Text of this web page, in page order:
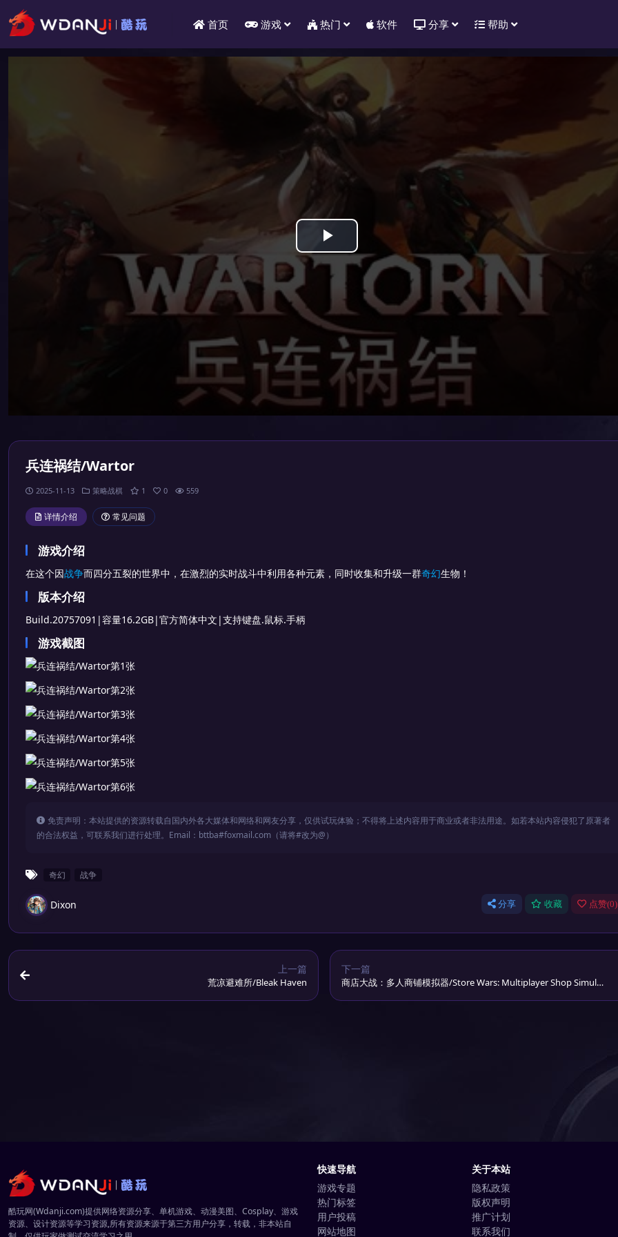
首页 游戏 热门 软件 分享 帮助
Play
Video
兵连祸结/Wartor
2025-11-13 策略战棋 1 0 559
详情介绍 常见问题
游戏介绍
在这个因战争而四分五裂的世界中，在激烈的实时战斗中利用各种元素，同时收集和升级一群奇幻生物！
版本介绍
Build.20757091|容量16.2GB|官方简体中文|支持键盘.鼠标.手柄
游戏截图
免责声明：本站提供的资源转载自国内外各大媒体和网络和网友分享，仅供试玩体验；不得将上述内容用于商业或者非法用途。如若本站内容侵犯了原著者
的合法权益，可联系我们进行处理。Email：bttba#foxmail.com（请将#改为@）
奇幻 战争
Dixon 分享 收藏 点赞(0)
上一篇
荒凉避难所/Bleak Haven
下一篇
商店大战：多人商铺模拟器/Store Wars: Multiplayer Shop Simulat
酷玩网(Wdanji.com)提供网络资源分享、单机游戏、动漫美图、Cosplay、游戏
资源、设计资源等学习资源,所有资源来源于第三方用户分享，转载，非本站自
快速导航
游戏专题
热门标签
用户投稿
网站地图
关于本站
隐私政策
版权声明
推广计划
联系我们